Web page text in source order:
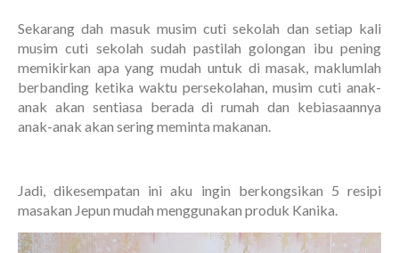
Sekarang dah masuk musim cuti sekolah dan setiap kali
musim cuti sekolah sudah pastilah golongan ibu pening
memikirkan apa yang mudah untuk di masak, maklumlah
berbanding ketika waktu persekolahan, musim cuti anak-
anak akan sentiasa berada di rumah dan kebiasaannya
anak-anak akan sering meminta makanan.
Jadi, dikesempatan ini aku ingin berkongsikan 5 resipi
masakan Jepun mudah menggunakan produk Kanika.